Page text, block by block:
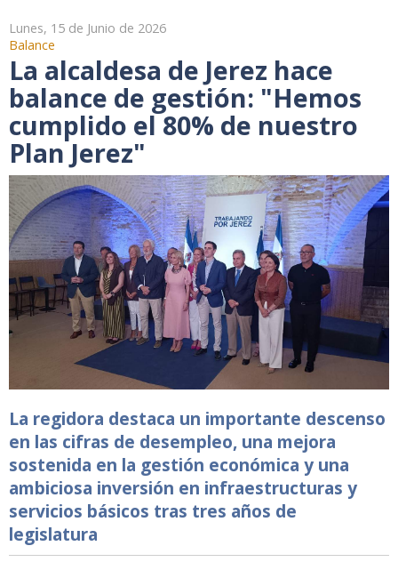
Lunes, 15 de Junio de 2026
Balance
La alcaldesa de Jerez hace
balance de gestión: "Hemos
cumplido el 80% de nuestro
Plan Jerez"
La regidora destaca un importante descenso
en las cifras de desempleo, una mejora
sostenida en la gestión económica y una
ambiciosa inversión en infraestructuras y
servicios básicos tras tres años de
legislatura